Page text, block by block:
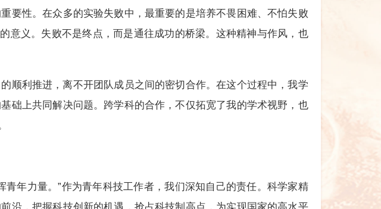
要性。在众多的实验失败中，最重要的是培养不畏困难、不怕失败
意义。失败不是终点，而是通往成功的桥梁。这种精神与作风，也
顺利推进，离不开团队成员之间的密切合作。在这个过程中，我学
础上共同解决问题。跨学科的合作，不仅拓宽了我的学术视野，也
年力量。”作为青年科技工作者，我们深知自己的责任。科学家精